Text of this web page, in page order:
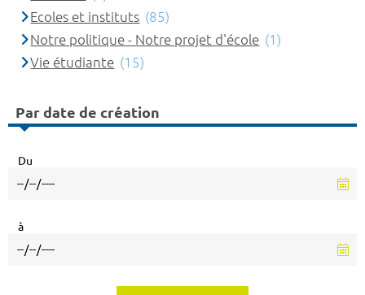
Ecoles et instituts (85)
Notre politique - Notre projet d'école (1)
Vie étudiante (15)
Par date de création
Du
à